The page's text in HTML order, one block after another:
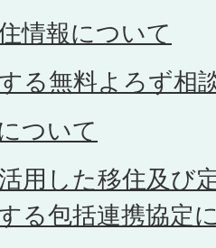
情報について
る無料よろず相
ついて
用した移住及び
る包括連携協定